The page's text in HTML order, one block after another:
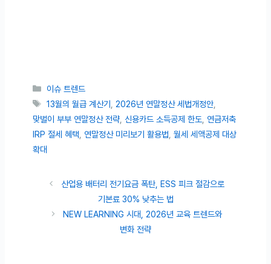
카테고리
이슈 트렌드
태그
13월의 월급 계산기 ,2026년 연말정산 세법개정안
맞벌이 부부 연말정산 전략 신용카드 소득공제 한도 연금저축
IRP 절세 혜택 연말정산 미리보기 활용법 월세 세액공제 대상
확대
산업용 배터리 전기요금 폭탄, ESS 피크 절감으로
기본료 30% 낮추는 법
NEW LEARNING 시대, 2026년 교육 트렌드와
변화 전략